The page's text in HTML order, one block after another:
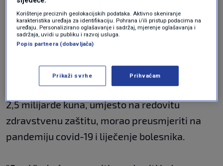
“Veledrogerijama smo prezentirali našu
spremni riješiti dug", rekao je ministar
zdravstva. Istaknuo je, međutim, kako je HZZO
2,5 milijarde kuna, umjesto na redovitu
zdravstvenu zaštitu, morao preusmjeriti na
pandemiju covid-19 i liječenje bolesnika.
Korištenje preciznih geolokacijskih podataka. Aktivno skeniranje
karakteristika uređaja za identifikaciju. Pohrana i/ili pristup podacima na
uređaju. Personalizirano oglašavanje i sadržaj, mjerenje oglašavanja i
sadržaja, uvidi u publiku i razvoj usluga.
Popis partnera (dobavljača)
Prikaži svrhe Prihvaćam